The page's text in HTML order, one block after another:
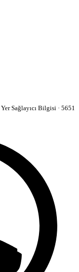
Yer Sağlayıcı Bilgisi · 5651